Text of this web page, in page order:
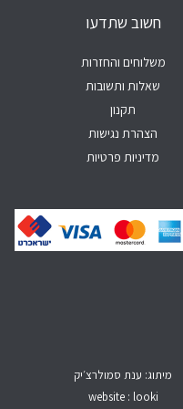
חשוב שתדעו
משלוחים והחזרות
שאלות ותשובות
תקנון
הצהרת נגישות
מדיניות פרטיות
מיתוג: ענת סמולרצ׳יק
website : looki